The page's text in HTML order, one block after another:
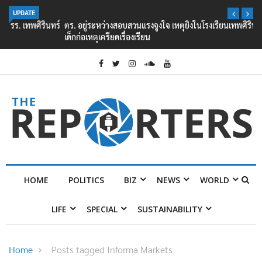
UPDATE
ตร. อยู่ระหว่างสอบสวนแรงจูงใจ เหตุยิงในโรงเรียนเทพศิรินทร์ นนทบุรี พบ
เด็กก่อเหตุเครียดเรื่องเรียน
HOME POLITICS BIZ NEWS WORLD
LIFE SPECIAL SUSTAINABILITY
Home Posts tagged Informa Markets